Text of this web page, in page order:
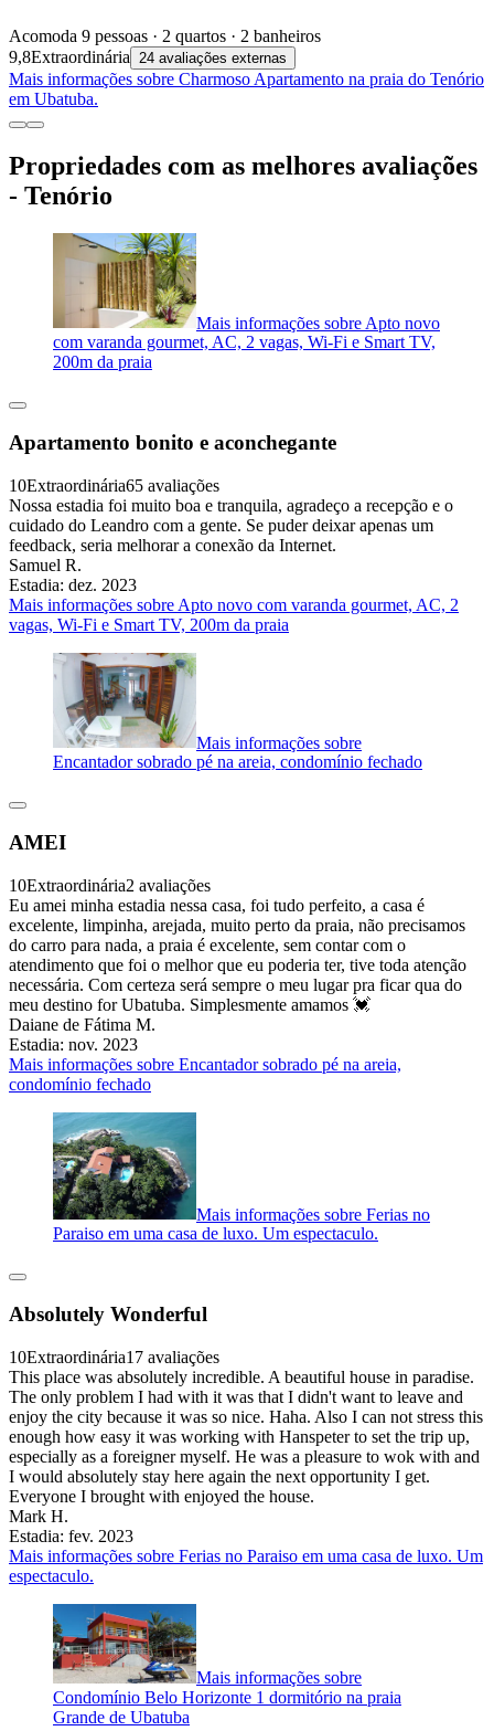
Acomoda 9 pessoas · 2 quartos · 2 banheiros
9,8Extraordinária 24 avaliações externas
Mais informações sobre Charmoso Apartamento na praia do Tenório
em Ubatuba.
Propriedades com as melhores avaliações
- Tenório
Mais informações sobre Apto novo
com varanda gourmet, AC, 2 vagas, Wi-Fi e Smart TV,
200m da praia
Apartamento bonito e aconchegante
10Extraordinária65 avaliações
Nossa estadia foi muito boa e tranquila, agradeço a recepção e o
cuidado do Leandro com a gente. Se puder deixar apenas um
feedback, seria melhorar a conexão da Internet.
Samuel R.
Estadia: dez. 2023
Mais informações sobre Apto novo com varanda gourmet, AC, 2
vagas, Wi-Fi e Smart TV, 200m da praia
Mais informações sobre
Encantador sobrado pé na areia, condomínio fechado
AMEI
10Extraordinária2 avaliações
Eu amei minha estadia nessa casa, foi tudo perfeito, a casa é
excelente, limpinha, arejada, muito perto da praia, não precisamos
do carro para nada, a praia é excelente, sem contar com o
atendimento que foi o melhor que eu poderia ter, tive toda atenção
necessária. Com certeza será sempre o meu lugar pra ficar qua do
meu destino for Ubatuba. Simplesmente amamos 💓
Daiane de Fátima M.
Estadia: nov. 2023
Mais informações sobre Encantador sobrado pé na areia,
condomínio fechado
Mais informações sobre Ferias no
Paraiso em uma casa de luxo. Um espectaculo.
Absolutely Wonderful
10Extraordinária17 avaliações
This place was absolutely incredible. A beautiful house in paradise.
The only problem I had with it was that I didn't want to leave and
enjoy the city because it was so nice. Haha. Also I can not stress this
enough how easy it was working with Hanspeter to set the trip up,
especially as a foreigner myself. He was a pleasure to wok with and
I would absolutely stay here again the next opportunity I get.
Everyone I brought with enjoyed the house.
Mark H.
Estadia: fev. 2023
Mais informações sobre Ferias no Paraiso em uma casa de luxo. Um
espectaculo.
Mais informações sobre
Condomínio Belo Horizonte 1 dormitório na praia
Grande de Ubatuba